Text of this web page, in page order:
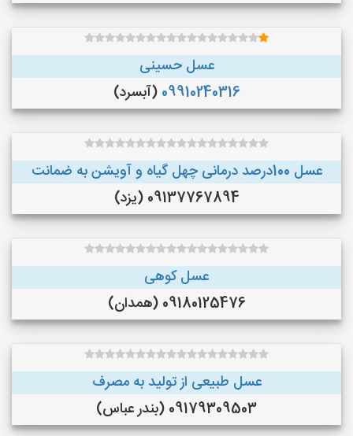
عسل حسینی
09910240316 (آبسرد)
عسل 100درصد درمانی چهل گیاه و آویشن به ضمانت
09137767894 (یزد)
عسل کوهی
09180125476 (همدان)
عسل طبیعی از تولید به مصرف
09179309503 (بندر عباس)